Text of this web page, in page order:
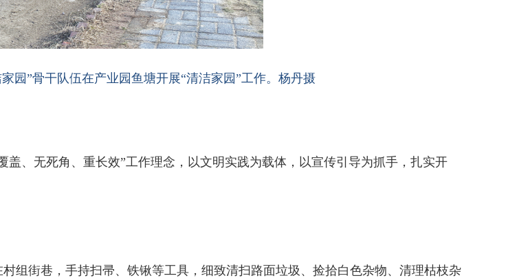
园”骨干队伍在产业园鱼塘开展“清洁家园”工作。杨丹摄
、无死角、重长效”工作理念，以文明实践为载体，以宣传引导为抓手，扎实开
组街巷，手持扫帚、铁锹等工具，细致清扫路面垃圾、捡拾白色杂物、清理枯枝杂